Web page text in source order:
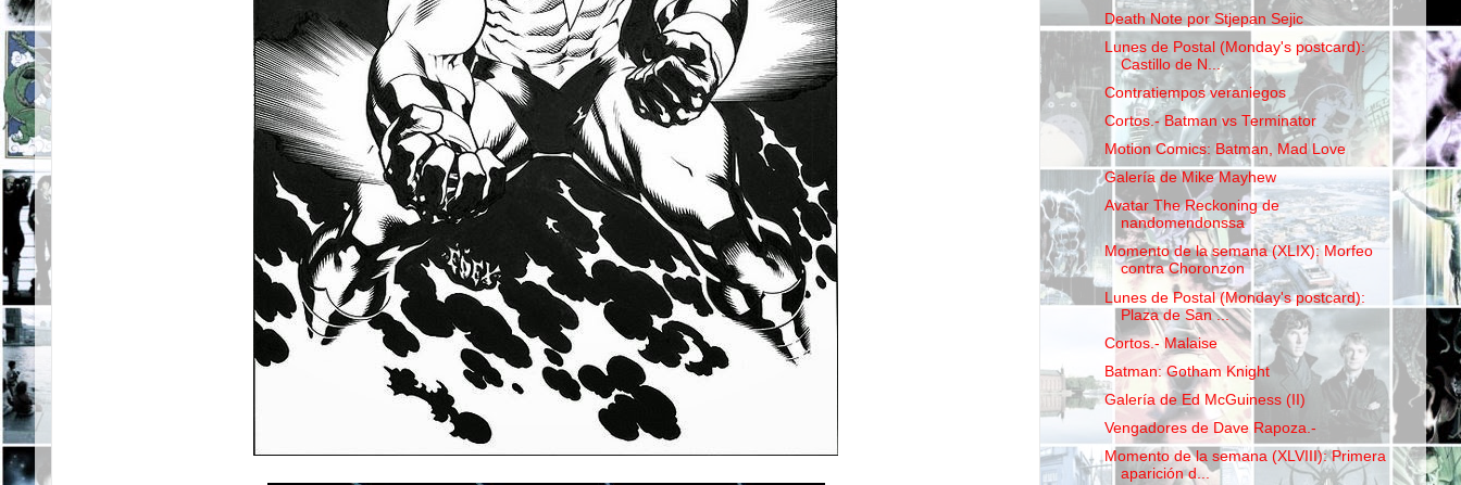
Death Note por Stjepan Sejic
Lunes de Postal (Monday's postcard):
Castillo de N...
Contratiempos veraniegos
Cortos.- Batman vs Terminator
Motion Comics: Batman, Mad Love
Galería de Mike Mayhew
Avatar The Reckoning de
nandomendonssa
Momento de la semana (XLIX): Morfeo
contra Choronzon
Lunes de Postal (Monday's postcard):
Plaza de San ...
Cortos.- Malaise
Batman: Gotham Knight
Galería de Ed McGuiness (II)
Vengadores de Dave Rapoza.-
Momento de la semana (XLVIII): Primera
aparición d...